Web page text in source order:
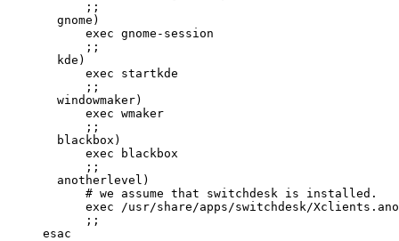
           ;;
       gnome)
           exec gnome-session
           ;;
       kde)
           exec startkde
           ;;
       windowmaker)
           exec wmaker
           ;;
       blackbox)
           exec blackbox
           ;;
       anotherlevel)
           # we assume that switchdesk is installed.
exec /usr/share/apps/switchdesk/
           ;;
     esac